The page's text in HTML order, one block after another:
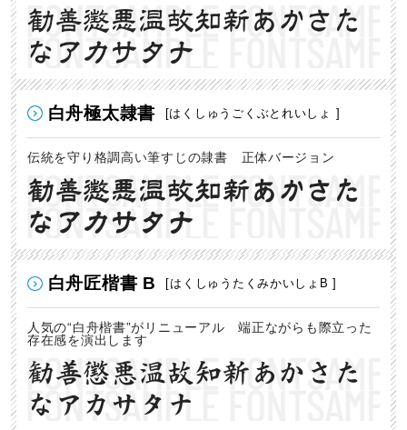
勧善懲悪温故知新あかさた
なアカサタナ
白舟極太隷書 [はくしゅうごくぶとれいしょ ]
伝統を守り格調高い筆すじの隷書 正体バージョン
勧善懲悪温故知新あかさた
なアカサタナ
白舟匠楷書 B [はくしゅうたくみかいしょB ]
人気の“白舟楷書”がリニューアル 端正ながらも際立った
存在感を演出します
勧善懲悪温故知新あかさた
なアカサタナ